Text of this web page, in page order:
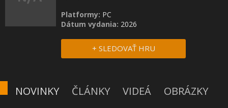
Platformy: PC
Dátum vydania: 2026
+ SLEDOVAŤ HRU
NOVINKY ČLÁNKY VIDEÁ OBRÁZKY